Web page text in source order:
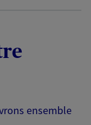
ensemble